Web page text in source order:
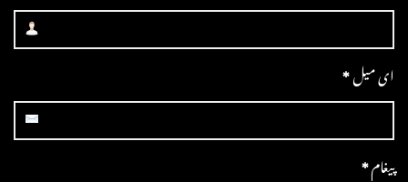
ای میل*
پیغام*